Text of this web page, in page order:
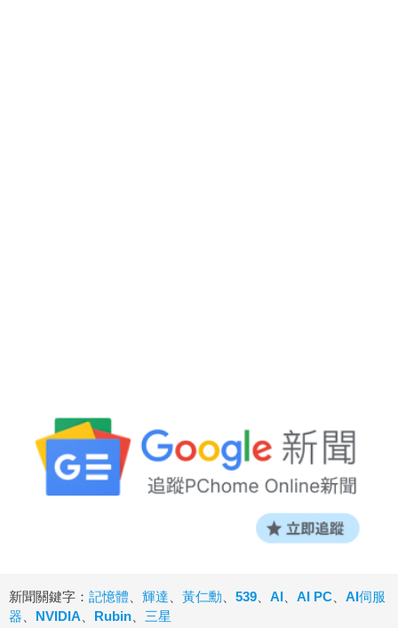
新聞關鍵字： 記憶體、 輝達、 黃仁勳、 539、 AI 、 AI PC、 AI伺服
器、 NVIDIA、 Rubin、 三星